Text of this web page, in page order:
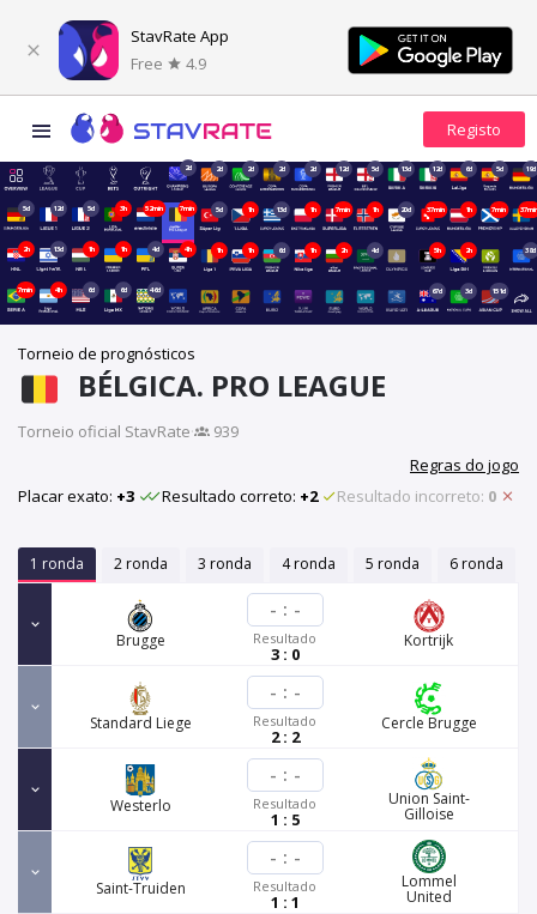
StavRate App
Free
4.9
2d 2d 2d 2d 2d 12d 5d 13d 12d 6d 5d 19d
5d 12d 5d 3h 52min 7min 5d 1h 13d 1h 7min 1h 20d 37min 1h 7min
2h 13d 1h 1h 4d 4h 1h 1h 6d 1h 2h 4d 5h 2h 38d
7min 4h 6d 6d 46d 67d 3d 151d
Torneio de prognósticos
BÉLGICA. PRO LEAGUE
Torneio oficial StavRate·
939
Regras do jogo
Placar exato: +3 Resultado correto: +2 Resultado incorreto: 0
1 ronda 2 ronda 3 ronda 4 ronda 5 ronda 6 ronda
Brugge
- : -
Resultado
3 : 0
Kortrijk
Standard Liege
- : -
Resultado
2 : 2
Cercle Brugge
Westerlo
- : -
Resultado
1 : 5
Union Saint-
Gilloise
Saint-Truiden
- : -
Resultado
1 : 1
Lommel
United